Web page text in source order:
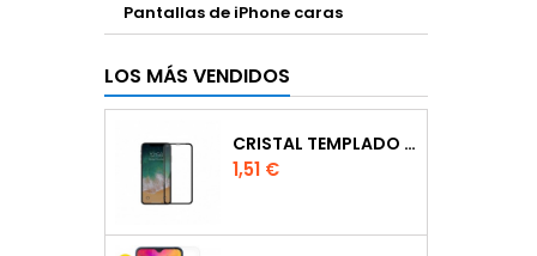
Pantallas de iPhone caras
LOS MÁS VENDIDOS
CRISTAL TEMPLADO FULL GLUE
Precio
1,51 €